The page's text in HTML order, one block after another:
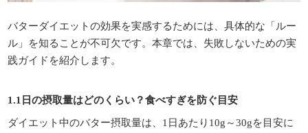
バターダイエットの効果を実感するためには、具体的な「ルー
ル」を知ることが不可欠です。本章では、失敗しないための実
践ガイドを紹介します。
1.1日の摂取量はどのくらい？食べすぎを防ぐ目安
ダイエット中のバター摂取量は、1日あたり10g～30gを目安に